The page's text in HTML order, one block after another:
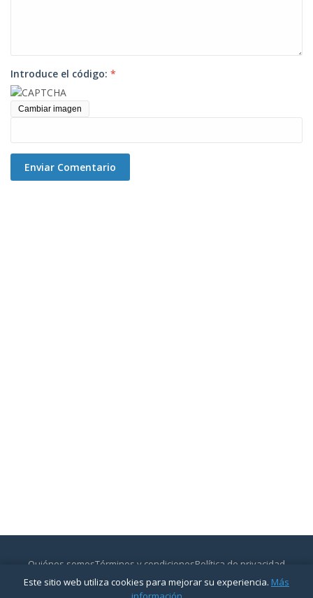
Este sitio web utiliza cookies para mejorar su experiencia. Más
Introduce el código: *
Cambiar imagen
Enviar Comentario
Quiénes somosTérminos y condicionesPolítica de privacidad
Contactar
CajasyBancos.com— Todos los derechos reservados.